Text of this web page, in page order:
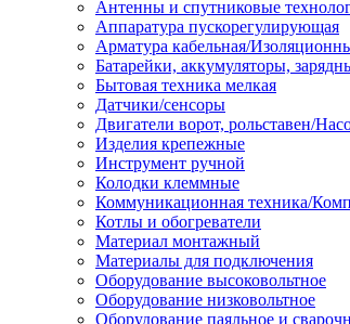
Антенны и спутниковые
Аппаратура пускорегулирующая
Арматура кабельная/
Батарейки, аккумуляторы,
Бытовая техника мелкая
Датчики/сенсоры
Двигатели ворот, рольставен/
Изделия крепежные
Инструмент ручной
Колодки клеммные
Коммуникационная техника/
Котлы и обогреватели
Материал монтажный
Материалы для подключения
Оборудование высоковольтное
Оборудование низковольтное
Оборудование паяльное и